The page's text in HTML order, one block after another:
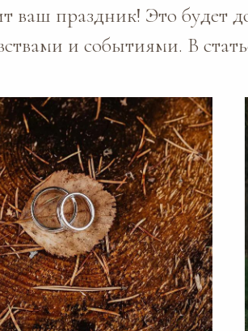
ваш праздник! Это будет
и событиями. В